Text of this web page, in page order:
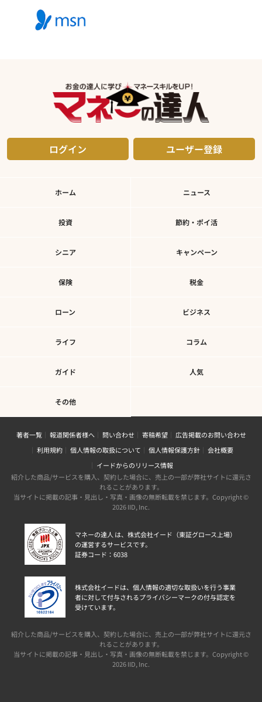
ログイン ユーザー登録
ホーム ニュース
投資 節約・ポイ活
シニア キャンペーン
保険 税金
ローン ビジネス
ライフ コラム
ガイド 人気
その他
著者一覧 報道関係者様へ 問い合わせ 寄稿希望
広告掲載のお問い合わせ
利用規約
個人情報の取扱について 個人情報保護方針
会社概要
イードからのリリース情報
紹介した商品/サービスを購入、契約した場合に、売上の一部が弊社サイトに還元さ
れることがあります。
当サイトに掲載の記事・見出し・写真・画像の無断転載を禁じます。Copyright ©
2026 IID, Inc.
マネーの達人 は、株式会社イード（東証グロース上場）
の運営するサービスです。
証券コード：6038
株式会社イードは、個人情報の適切な取扱いを行う事業
者に対して付与されるプライバシーマークの付与認定を
受けています。
紹介した商品/サービスを購入、契約した場合に、売上の一部が弊社サイトに還元さ
れることがあります。
当サイトに掲載の記事・見出し・写真・画像の無断転載を禁じます。Copyright ©
2026 IID, Inc.